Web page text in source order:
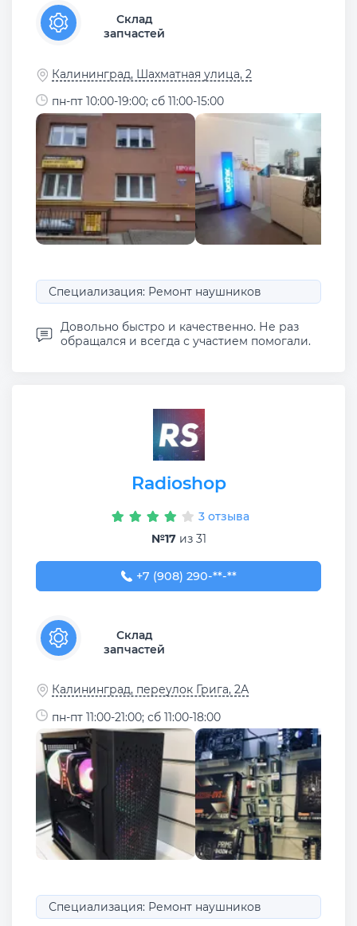
Склад
запчастей
Калининград, Шахматная улица, 2
пн-пт 10:00-19:00; сб 11:00-15:00
Специализация: Ремонт наушников
Довольно быстро и качественно. Не раз
обращался и всегда с участием помогали.
Radioshop
3 отзыва
№17из 31
+7 (908) 290-40-61
+7 (908) 290-**-**
Склад
запчастей
Калининград, переулок Грига, 2А
пн-пт 11:00-21:00; сб 11:00-18:00
Специализация: Ремонт наушников